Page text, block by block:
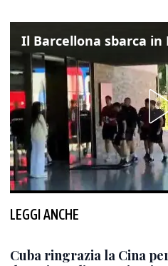
LEGGI ANCHE
Cuba ringrazia la Cina